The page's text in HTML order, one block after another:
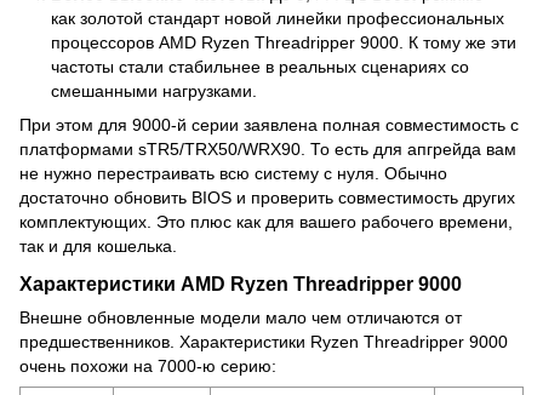
как золотой стандарт новой линейки профессиональных
процессоров AMD Ryzen Threadripper 9000. К тому же эти
частоты стали стабильнее в реальных сценариях со
смешанными нагрузками.
При этом для 9000-й серии заявлена полная совместимость с
платформами sTR5/TRX50/WRX90. То есть для апгрейда вам
не нужно перестраивать всю систему с нуля. Обычно
достаточно обновить BIOS и проверить совместимость других
комплектующих. Это плюс как для вашего рабочего времени,
так и для кошелька.
Характеристики AMD Ryzen Threadripper 9000
Внешне обновленные модели мало чем отличаются от
предшественников. Характеристики Ryzen Threadripper 9000
очень похожи на 7000-ю серию: